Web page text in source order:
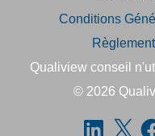
Conditions
Qualiview conseil
© 2026